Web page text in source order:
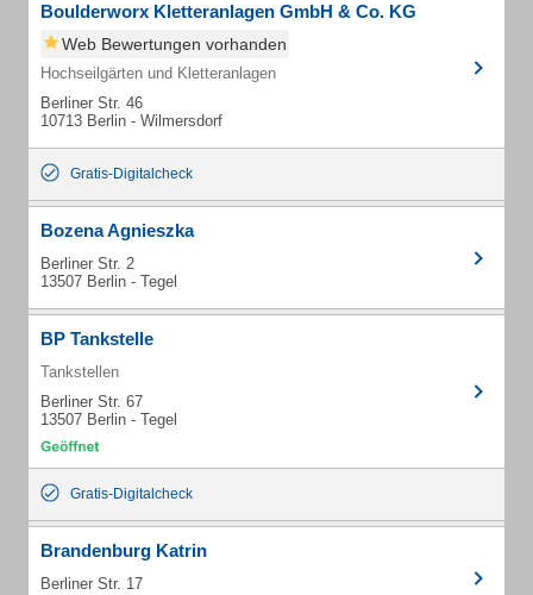
Boulderworx Kletteranlagen GmbH & Co. KG
Web Bewertungen vorhanden
Hochseilgärten und Kletteranlagen
Berliner Str. 46
10713 Berlin - Wilmersdorf
Gratis-Digitalcheck
Bozena Agnieszka
Berliner Str. 2
13507 Berlin - Tegel
BP Tankstelle
Tankstellen
Berliner Str. 67
13507 Berlin - Tegel
Gratis-Digitalcheck
Brandenburg Katrin
Berliner Str. 17